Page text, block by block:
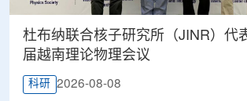
杜布纳联合核子研究所（JINR）代
届越南理论物理会议
科研 2026-08-08